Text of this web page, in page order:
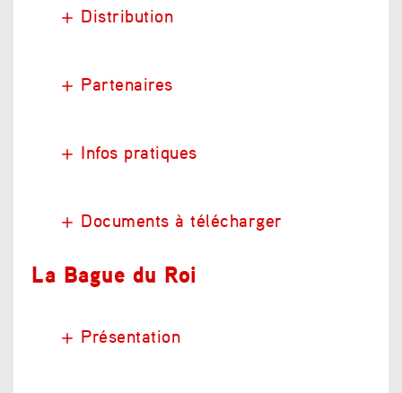
Distribution
Partenaires
Infos pratiques
Documents à télécharger
La Bague du Roi
Présentation